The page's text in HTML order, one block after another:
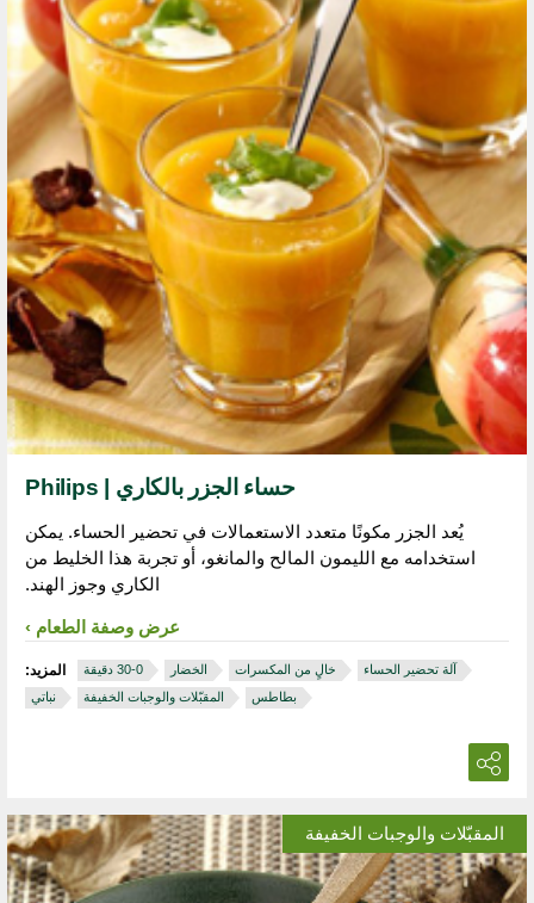
حساء الجزر بالكاري | Philips
يُعد الجزر مكونًا متعدد الاستعمالات في تحضير الحساء. يمكن
استخدامه مع الليمون المالح والمانغو، أو تجربة هذا الخليط من
الكاري وجوز الهند.
عرض وصفة الطعام
المزيد: الخضار خالٍ من المكسرات
آلة تحضير الحساء
نباتي
المقبّلات والوجبات الخفيفة بطاطس
المقبّلات والوجبات الخفيفة